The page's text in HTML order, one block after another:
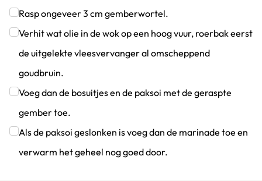
Klik om dit selectievakje aan te vinken
Rasp ongeveer 3 cm gemberwortel.
Klik om dit selectievakje aan te vinken
Verhit wat olie in de wok op een hoog vuur, roerbak eerst
de uitgelekte vleesvervanger al omscheppend
goudbruin.
Klik om dit selectievakje aan te vinken
Voeg dan de bosuitjes en de paksoi met de geraspte
gember toe.
Klik om dit selectievakje aan te vinken
Als de paksoi geslonken is voeg dan de marinade toe en
verwarm het geheel nog goed door.